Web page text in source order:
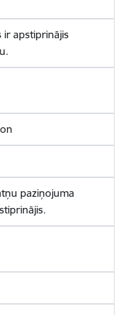
ir apstiprinājis
paziņojuma